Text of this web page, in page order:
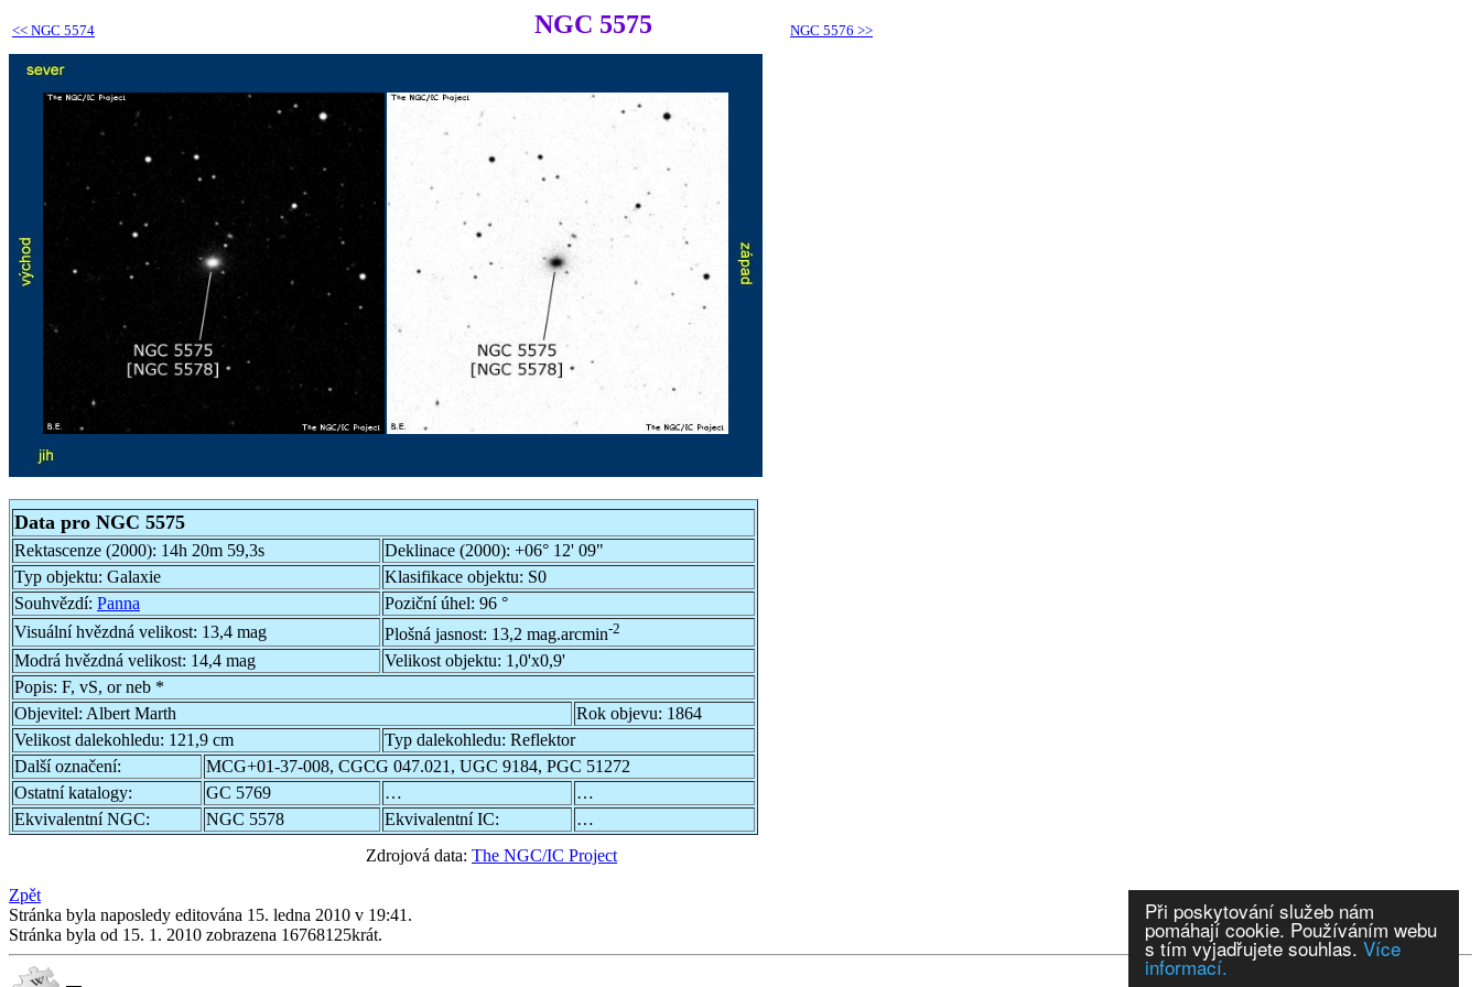
Při poskytování služeb nám
pomáhají cookie. Používáním webu
s tím vyjadřujete souhlas. Více
informací.
<< NGC 5574 NGC 5575 NGC 5576 >>
Data pro NGC 5575
Rektascenze (2000): 14h 20m 59,3s Deklinace (2000): +06° 12' 09"
Typ objektu: Galaxie Klasifikace objektu: S0
Souhvězdí: Panna Poziční úhel: 96 °
Visuální hvězdná velikost: 13,4 mag Plošná jasnost: 13,2 mag.arcmin-2
Modrá hvězdná velikost: 14,4 mag Velikost objektu: 1,0'x0,9'
Popis: F, vS, or neb *
Objevitel: Albert Marth Rok objevu: 1864
Velikost dalekohledu: 121,9 cm Typ dalekohledu: Reflektor
Další označení:
MCG+01-37-008, CGCG 047.021, UGC 9184, PGC 51272
Ostatní katalogy:
GC 5769 …
…
Ekvivalentní NGC:
NGC 5578 Ekvivalentní IC:
…
Zdrojová data: The NGC/IC Project
Zpět
Stránka byla naposledy editována 15. ledna 2010 v 19:41.
Stránka byla od 15. 1. 2010 zobrazena 16768125krát.